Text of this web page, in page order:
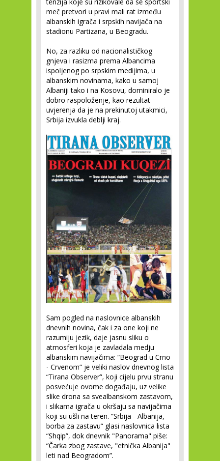
meč pretvori u pravi mali rat između
albanskih igrača i srpskih navijača na
stadionu Partizana, u Beogradu.
No, za razliku od nacionalističkog
gnjeva i rasizma prema Albancima
ispoljenog po srpskim medijima, u
albanskim novinama, kako u samoj
Albaniji tako i na Kosovu, dominiralo je
dobro raspoloženje, kao rezultat
uvjerenja da je na prekinutoj utakmici,
Srbija izvukla deblji kraj.
Sam pogled na naslovnice albanskih
dnevnih novina, čak i za one koji ne
razumiju jezik, daje jasnu sliku o
atmosferi koja je zavladala medju
albanskim navijačima: “Beograd u Crno
- Crvenom” je veliki naslov dnevnog lista
“Tirana Observer”, koji cijelu prvu stranu
posvećuje ovome događaju, uz velike
slike drona sa svealbanskom zastavom,
i slikama igrača u okršaju sa navijačima
koji su ušli na teren. “Srbija - Albanija,
borba za zastavu” glasi naslovnica lista
“Shqip”, dok dnevnik "Panorama" piše:
“Čarka zbog zastave, "etnička Albanija"
leti nad Beogradom”.